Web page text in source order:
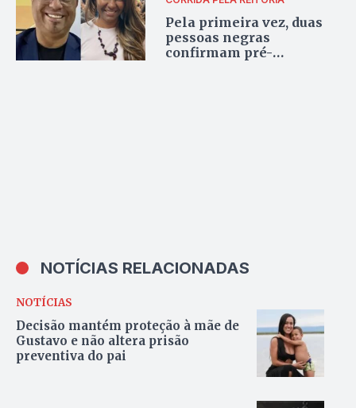
Pela primeira vez, duas
pessoas negras
confirmam pré-
NOTÍCIAS RELACIONADAS
NOTÍCIAS
Decisão mantém proteção à mãe de
Gustavo e não altera prisão
preventiva do pai